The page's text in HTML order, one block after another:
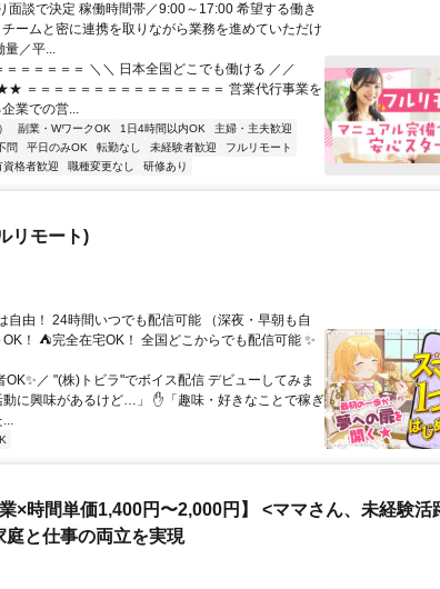
面談で決定 稼働時間帯／9:00～17:00 希望する働き
ームと密に連携を取りながら業務を進めていただけ
量／平...
＝＝＝＝＝ ＼＼ 日本全国どこでも働ける ／／
＝＝＝＝＝＝＝＝＝＝＝＝＝＝＝ 営業代行事業を
業での営...
副業・WワークOK 1日4時間以内OK
主婦・主夫歓迎
問 平日のみOK 転勤なし 未経験者歓迎
フルリモート
資格者歓迎 職種変更なし 研修あり
リモート)
自由！ 24時間いつでも配信可能 （深夜・早朝も自
！ ⛺完全在宅OK！ 全国どこからでも配信可能 ✨
／ "(株)トビラ"でボイス配信 デビューしてみま
に興味があるけど…」 ✋「趣味・好きなことで稼ぎ
×時間単価1,400円〜2,000円】 <ママさん、未経験活
庭と仕事の両立を実現